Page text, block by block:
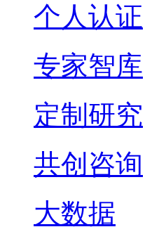
个人认证
专家智库
定制研究
共创咨询
大数据